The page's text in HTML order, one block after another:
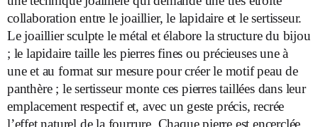
collaboration entre le joaillier, le lapidaire et le sertisseur.
Le joaillier sculpte le métal et élabore la structure du bijou
; le lapidaire taille les pierres fines ou précieuses une à
une et au format sur mesure pour créer le motif peau de
panthère ; le sertisseur monte ces pierres taillées dans leur
emplacement respectif et, avec un geste précis, recrée
l’effet naturel de la fourrure. Chaque pierre est encerclée